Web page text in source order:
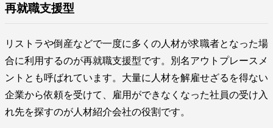
再就職支援型
リストラや倒産などで一度に多くの人材が求職者となった場
合に利用するのが再就職支援型です。別名アウトプレースメ
ントとも呼ばれています。大量に人材を解雇せざるを得ない
企業から依頼を受けて、雇用ができなくなった社員の受け入
れ先を探すのが人材紹介会社の役割です。